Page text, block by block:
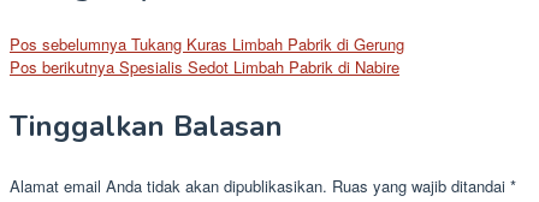
Pos sebelumnya Tukang Kuras Limbah Pabrik di Gerung
Pos berikutnya Spesialis Sedot Limbah Pabrik di Nabire
Tinggalkan Balasan
Alamat email Anda tidak akan dipublikasikan. Ruas yang wajib ditandai *